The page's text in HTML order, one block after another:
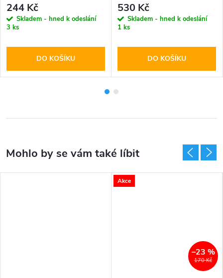
Black
244 Kč
Skladem - hned k odeslání
3 ks
DO KOŠÍKU
Optik.TR (2ks)
530 Kč
Skladem - hned k odeslání
1 ks
DO KOŠÍKU
Akce
170 Kč
–23 %